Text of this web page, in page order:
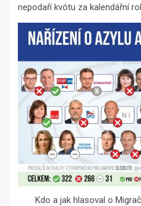
nepodaří kvótu za kalendářní
Kdo a jak hlasoval o